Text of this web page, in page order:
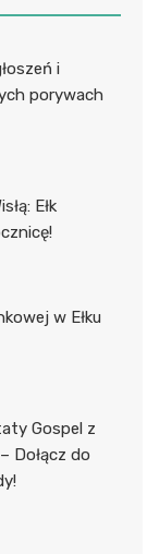
i
porywach
Ełk
w Ełku
Gospel z
Dołącz do